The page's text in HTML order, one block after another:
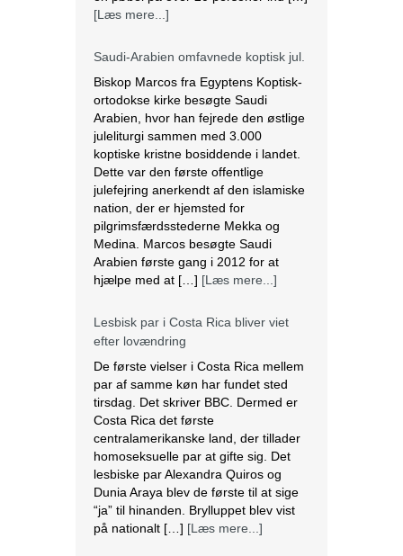
[Læs mere...]
Saudi-Arabien omfavnede koptisk jul.
Biskop Marcos fra Egyptens Koptisk-
ortodokse kirke besøgte Saudi
Arabien, hvor han fejrede den østlige
juleliturgi sammen med 3.000
koptiske kristne bosiddende i landet.
Dette var den første offentlige
julefejring anerkendt af den islamiske
nation, der er hjemsted for
pilgrimsfærdsstederne Mekka og
Medina. Marcos besøgte Saudi
Arabien første gang i 2012 for at
hjælpe med at […] [Læs mere...]
Lesbisk par i Costa Rica bliver viet
efter lovændring
De første vielser i Costa Rica mellem
par af samme køn har fundet sted
tirsdag. Det skriver BBC. Dermed er
Costa Rica det første
centralamerikanske land, der tillader
homoseksuelle par at gifte sig. Det
lesbiske par Alexandra Quiros og
Dunia Araya blev de første til at sige
“ja” til hinanden. Brylluppet blev vist
på nationalt […] [Læs mere...]